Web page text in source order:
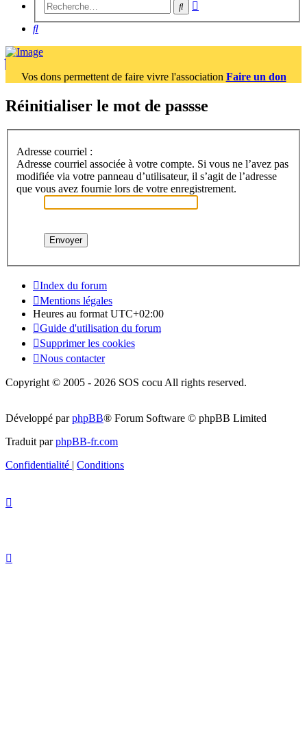
Rechercher
Rechercher
Vos dons permettent de faire vivre l'association Faire un don
Réinitialiser le mot de passse
Adresse courriel :
Adresse courriel associée à votre compte. Si vous ne l’avez pas
modifiée via votre panneau d’utilisateur, il s’agit de l’adresse
que vous avez fournie lors de votre enregistrement.
Index du forum
Mentions légales
Heures au format UTC+02:00
Guide d'utilisation du forum
Supprimer les cookies
Nous contacter
Copyright © 2005 - 2026 SOS cocu All rights reserved.
Développé parphpBB® Forum Software © phpBB Limited
Traduit parphpBB-fr.com
Confidentialité | Conditions